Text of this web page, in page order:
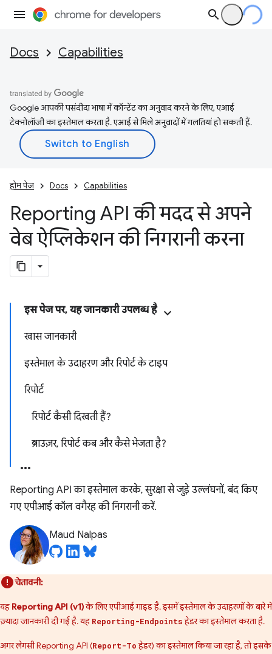
Docs Capabilities
Google आपकी पसंदीदा भाषा में कॉन्टेंट का अनुवाद करने के लिए, एआई
टेक्नोलॉजी का इस्तेमाल करता है. एआई से मिले अनुवादों में गलतियां हो सकती हैं.
होम पेज Docs Capabilities
Reporting API की मदद से अपने
वेब ऐप्लिकेशन की निगरानी करना
इस पेज पर, यह जानकारी उपलब्ध है
खास जानकारी
इस्तेमाल के उदाहरण और रिपोर्ट के टाइप
रिपोर्ट
रिपोर्ट कैसी दिखती हैं?
ब्राउज़र, रिपोर्ट कब और कैसे भेजता है?
Reporting API का इस्तेमाल करके, सुरक्षा से जुड़े उल्लंघनों, बंद किए
गए एपीआई कॉल वगैरह की निगरानी करें.
Maud Nalpas
चेतावनी:
यह Reporting API (v1)के लिए एपीआई गाइड है. इसमें इस्तेमाल के उदाहरणों के बारे में
ज़्यादा जानकारी दी गई है. यह Reporting-Endpointsहेडर का इस्तेमाल करता है.
अगर लेगसी Reporting API (Report-Toहेडर) का इस्तेमाल किया जा रहा है, तो इसके